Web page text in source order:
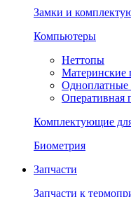
Замки и
Компьютеры
Неттопы
Материнские
Одноплатные
Оперативная
Комплектующие
Биометрия
Запчасти
Запчасти к